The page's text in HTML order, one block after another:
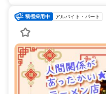
アルバイト・パート